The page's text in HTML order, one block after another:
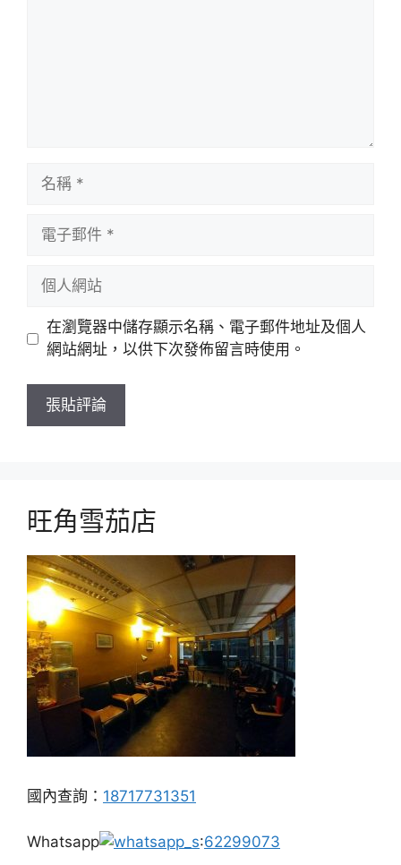
站
在瀏覽器中儲存顯示名稱、電子郵件地址及個人
網站網址，以供下次發佈留言時使用。
旺角雪茄店
國內查詢： 18717731351
Whatsapp :62299073